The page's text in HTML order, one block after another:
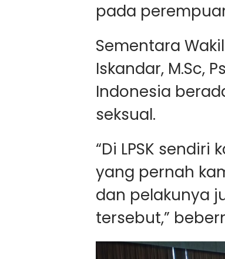
pada
Sementara Wakil
Iskandar, M.Sc,
Indonesia
seksual.
“Di LPSK
yang pernah
dan pelakunya
tersebut,”